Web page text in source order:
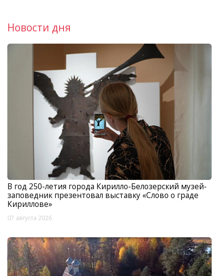
Новости дня
В год 250-летия города Кирилло-Белозерский музей-
заповедник презентовал выставку «Слово о граде
Кириллове»
07 августа 2026